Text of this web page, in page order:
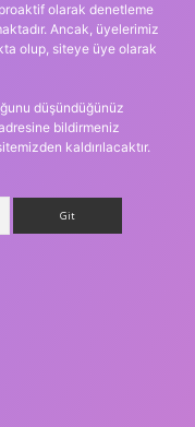
olarak denetleme
Ancak, üyelerimiz
olup, siteye üye olarak
düşündüğünüz
bildirmeniz
kaldırılacaktır.